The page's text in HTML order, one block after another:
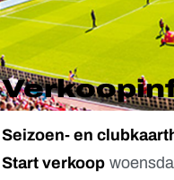
Seizoen- en
Start verkoop